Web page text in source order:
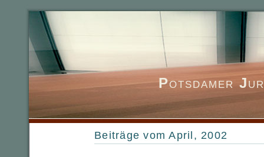
Potsdamer J
Beiträge vom April, 2002